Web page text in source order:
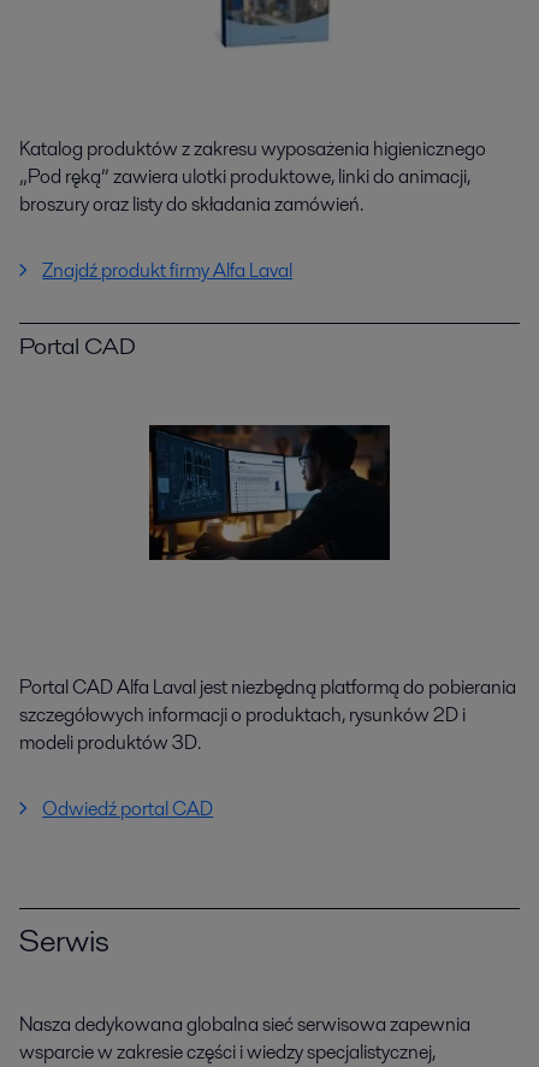
Katalog produktów z zakresu wyposażenia higienicznego
„Pod ręką” zawiera ulotki produktowe, linki do animacji,
broszury oraz listy do składania zamówień.
Znajdź produkt firmy Alfa Laval
Portal CAD
Portal CAD Alfa Laval jest niezbędną platformą do pobierania
szczegółowych informacji o produktach, rysunków 2D i
modeli produktów 3D.
Odwiedź portal CAD
Serwis
Nasza dedykowana globalna sieć serwisowa zapewnia
wsparcie w zakresie części i wiedzy specjalistycznej,